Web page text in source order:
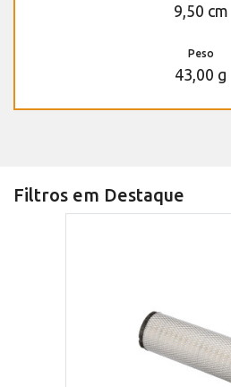
9,50 cm
Peso
43,00 g
Filtros em Destaque